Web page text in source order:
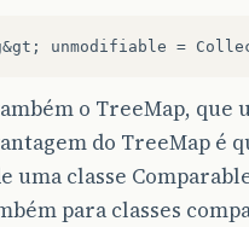
o TreeMap,
do TreeMap é
uma classe
para classes